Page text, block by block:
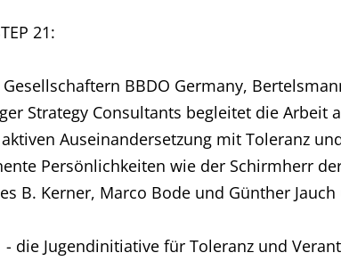
21:
BBDO Germany,
Strategy Consultants begleitet die Arbeit
Auseinandersetzung mit Toleranz
Persönlichkeiten wie der Schirmherr
B. Kerner, Marco Bode und Günther
- die Jugendinitiative für Toleranz und